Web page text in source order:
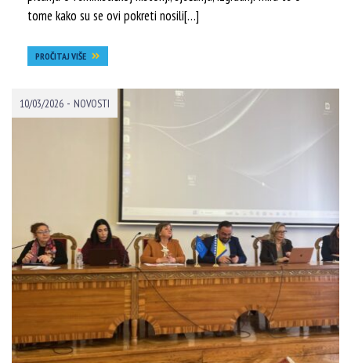
tome kako su se ovi pokreti nosili[…]
PROČITAJ VIŠE
10/03/2026 - NOVOSTI